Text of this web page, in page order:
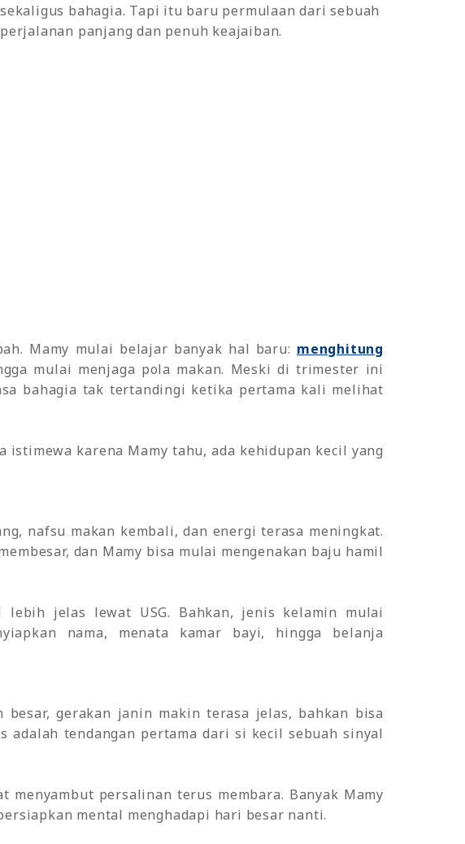
sekaligus bahagia. Tapi itu baru permulaan dari sebuah
perjalanan panjang dan penuh keajaiban.
Mamy mulai belajar banyak hal baru: menghitung
mulai menjaga pola makan. Meski di trimester ini
bahagia tak tertandingi ketika pertama kali melihat
karena Mamy tahu, ada kehidupan kecil yang
nafsu makan kembali, dan energi terasa meningkat.
dan Mamy bisa mulai mengenakan baju hamil
jelas lewat USG. Bahkan, jenis kelamin mulai
nama, menata kamar bayi, hingga belanja
gerakan janin makin terasa jelas, bahkan bisa
adalah tendangan pertama dari si kecil sebuah sinyal
persalinan terus membara. Banyak Mamy
mental menghadapi hari besar nanti.